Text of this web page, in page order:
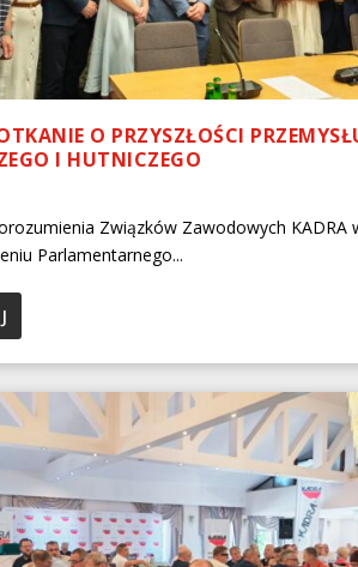
O PRZYSZŁOŚCI
I HUTNICZEGO
Związków Zawodowych KADRA
Parlamentarnego...